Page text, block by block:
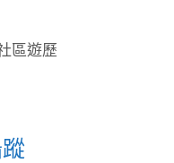
區遊歷